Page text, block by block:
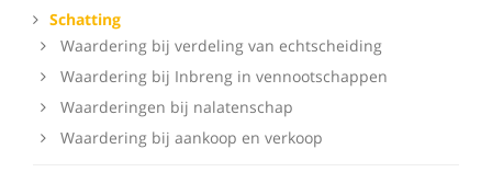
Schatting
Waardering bij verdeling van echtscheiding
Waardering bij Inbreng in vennootschappen
Waarderingen bij nalatenschap
Waardering bij aankoop en verkoop